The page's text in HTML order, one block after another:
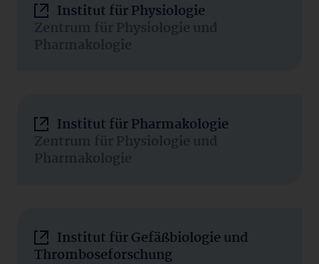
Institut für Physiologie
Zentrum für Physiologie und
Pharmakologie
Institut für Pharmakologie
Zentrum für Physiologie und
Pharmakologie
Institut für Gefäßbiologie und
Thromboseforschung